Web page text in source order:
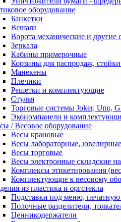
оборудование
Банкетки
Вешала
Ворота механические и другие
Зеркала
Кабины примерочные
Корзины для распродаж,
Манекены
Плечики
Решетки и комплектующие
Стулья
Торговые системы Joker, Uno,
Экономпанели и
/ Весовое оборудование
Весы крановые
Весы лабораторные, ювелирные
Весы торговые
Весы электронные складские
Комплексы этикетирования
Комплектующие к весовому
из пластика и оргстекла
Подставки под меню,
Полочные разделители,
Ценникодержатели